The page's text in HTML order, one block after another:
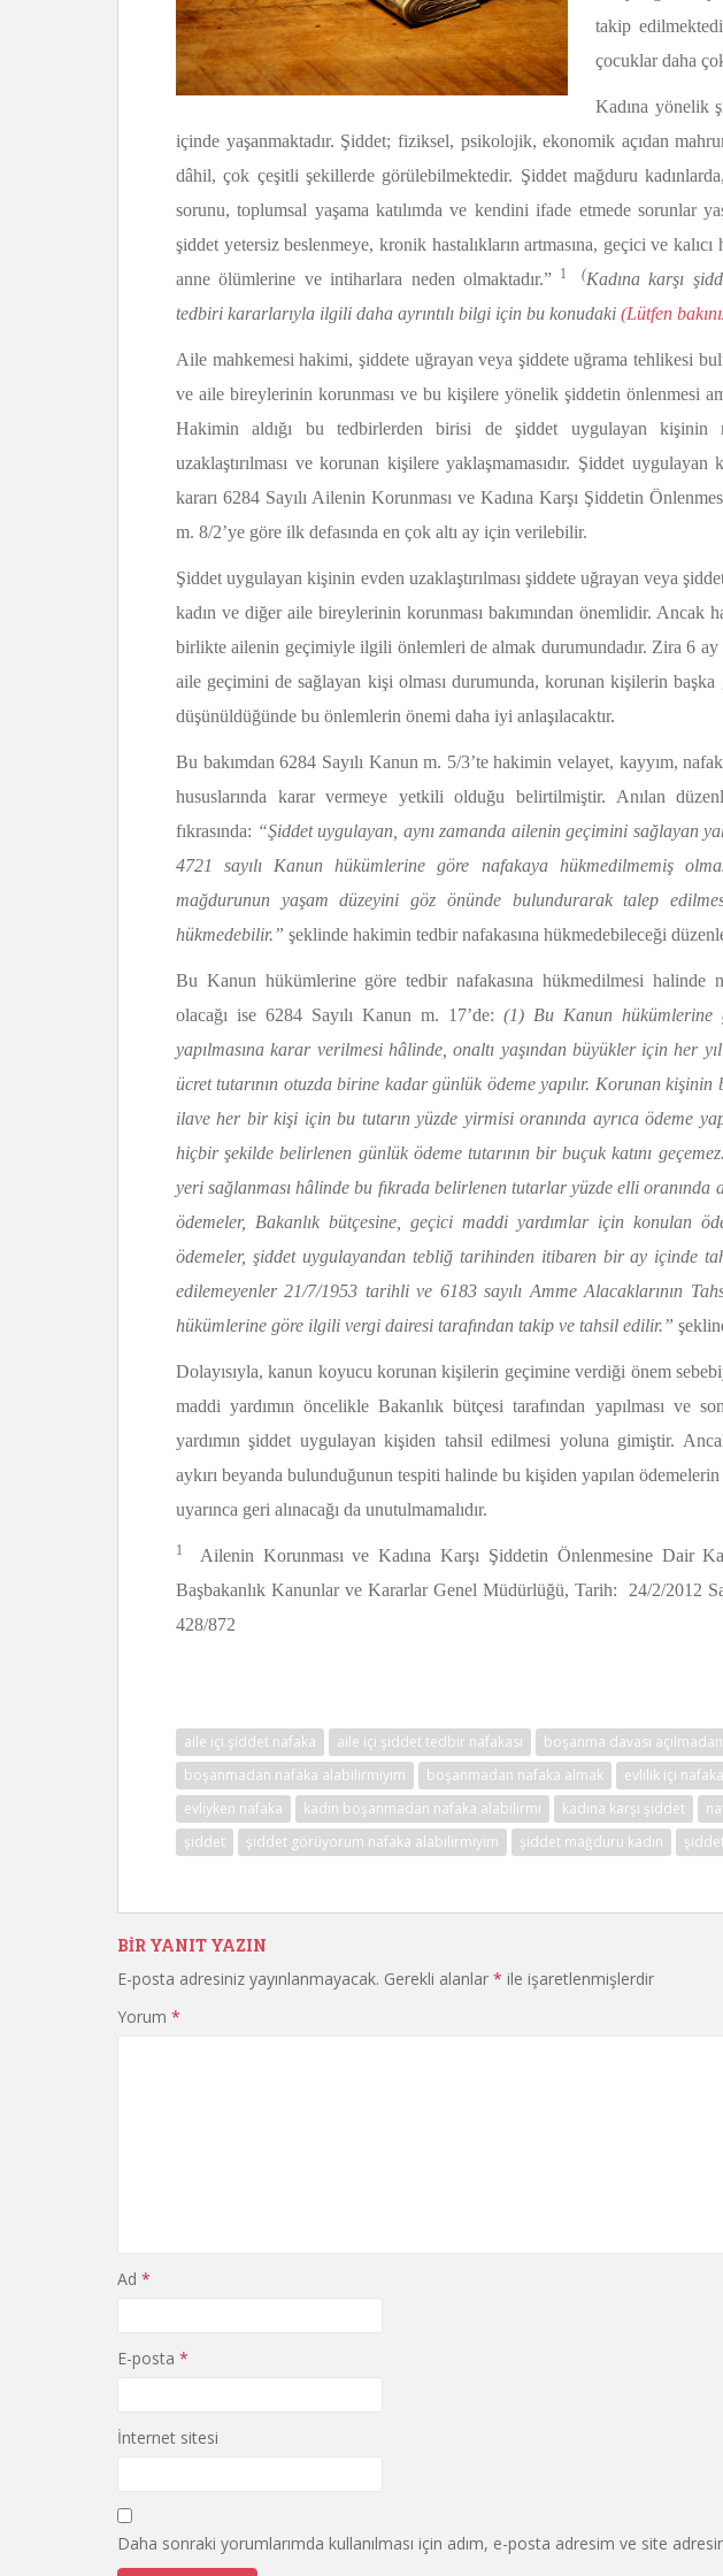
takip
çocuklar daha
Kadına yönelik
içinde yaşanmaktadır. Şiddet; fiziksel, psikolojik, ekonomik açıdan
dâhil, çok çeşitli şekillerde görülebilmektedir. Şiddet mağduru
sorunu, toplumsal yaşama katılımda ve kendini ifade etmede sorunlar
şiddet yetersiz beslenmeye, kronik has­talıkların artmasına, geçici ve kalıcı
anne ölümle­rine ve intiharlara neden olmaktadır.” 1(Kadına karşı
tedbiri kararlarıyla ilgili daha ayrıntılı bilgi için bu konudaki (Lütfen
Aile mahkemesi hakimi, şiddete uğrayan veya şiddete uğrama tehlikesi
ve aile bireylerinin korunması ve bu kişilere yönelik şiddetin önlenmesi
Hakimin aldığı bu tedbirlerden birisi de şiddet uygulayan kişinin
uzaklaştırılması ve korunan kişilere yaklaşmamasıdır. Şiddet uygulayan
kararı 6284 Sayılı Ailenin Korunması ve Kadına Karşı Şiddetin
m. 8/2’ye göre ilk defasında en çok altı ay için verilebilir.
Şiddet uygulayan kişinin evden uzaklaştırılması şiddete uğrayan veya
kadın ve diğer aile bireylerinin korunması bakımından önemlidir. Ancak
birlikte ailenin geçimiyle ilgili önlemleri de almak durumundadır. Zira 6 ay
aile geçimini de sağlayan kişi olması durumunda, korunan kişilerin başka
düşünüldüğünde bu önlemlerin önemi daha iyi anlaşılacaktır.
Bu bakımdan 6284 Sayılı Kanun m. 5/3’te hakimin velayet, kayyım,
hususlarında karar vermeye yetkili olduğu belirtilmiştir. Anılan
fıkrasında: “Şiddet uygulayan, aynı zamanda ailenin geçimini sağlayan
4721 sayılı Kanun hükümlerine göre nafakaya hükmedilmemiş
mağdurunun yaşam düzeyini göz önünde bulundurarak talep
hükmedebilir.” şeklinde hakimin tedbir nafakasına hükmedebileceği
Bu Kanun hükümlerine göre tedbir nafakasına hükmedilmesi halinde
olacağı ise 6284 Sayılı Kanun m. 17’de: (1) Bu Kanun hükümlerine
yapılmasına karar verilmesi hâlinde, onaltı yaşından büyükler için her
ücret tutarının otuzda birine kadar günlük ödeme yapılır. Korunan kişinin
ilave her bir kişi için bu tutarın yüzde yirmisi oranında ayrıca ödeme
hiçbir şekilde belirlenen günlük ödeme tutarının bir buçuk katını
yeri sağlanması hâlinde bu fıkrada belirlenen tutarlar yüzde elli oranında
ödemeler, Bakanlık bütçesine, geçici maddi yardımlar için konulan
ödemeler, şiddet uygulayandan tebliğ tarihinden itibaren bir ay içinde
edilemeyenler 21/7/1953 tarihli ve 6183 sayılı Amme Alacaklarının
hükümlerine göre ilgili vergi dairesi tarafından takip ve tahsil edilir.”
Dolayısıyla, kanun koyucu korunan kişilerin geçimine verdiği önem
maddi yardımın öncelikle Bakanlık bütçesi tarafından yapılması ve
yardımın şiddet uygulayan kişiden tahsil edilmesi yoluna gimiştir.
aykırı beyanda bulunduğunun tespiti halinde bu kişiden yapılan
uyarınca geri alınacağı da unutulmamalıdır.
1
Ailenin Korunması ve Kadına Karşı Şiddetin Önlenmesine Dair
Başbakanlık Kanunlar ve Kararlar Genel Müdürlüğü, Tarih: 24/2/2012
428/872
aile içi şiddet nafaka aile içi şiddet tedbir nafakası
boşanma davası
boşanmadan nafaka alabilirmiyim
boşanmadan nafaka almak evlilik içi nafaka
evliyken nafaka
kadın boşanmadan nafaka alabilirmi kadına karşı şiddet
şiddet
şiddet görüyorum nafaka alabilirmiyim şiddet mağduru kadın
BIR YANIT YAZIN
E-posta adresiniz yayınlanmayacak. Gerekli alanlar * ile işaretlenmişlerdir
Yorum *
Ad *
E-posta *
İnternet sitesi
Daha sonraki yorumlarımda kullanılması için adım, e-posta adresim ve site